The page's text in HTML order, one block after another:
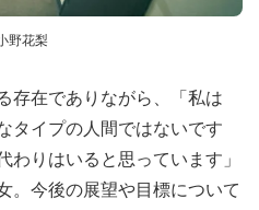
野花梨
存在でありながら、「私は
タイプの人間ではないです
わりはいると思っています」
。今後の展望や目標について